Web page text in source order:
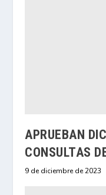
APRUEBAN
CONSULTAS
9 de diciembre de 2023